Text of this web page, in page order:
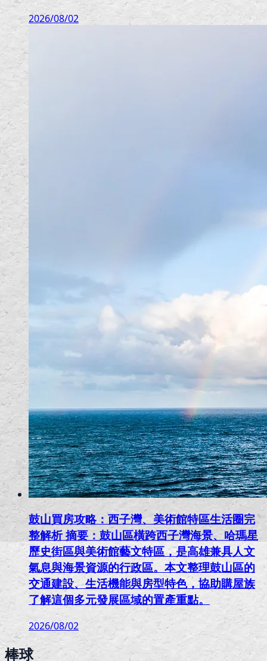
2026/08/02
鼓山買房攻略：西子灣、美術館特區生活圈完
整解析 摘要：鼓山區橫跨西子灣海景、哈瑪星
歷史街區與美術館藝文特區，是高雄兼具人文
氣息與海景資源的行政區。本文整理鼓山區的
交通建設、生活機能與房型特色，協助購屋族
了解這個多元發展區域的置產重點。
2026/08/02
棒球